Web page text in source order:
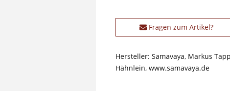
Fragen zum Artikel?
Hersteller: Samavaya, Markus
Hähnlein, www.samavaya.de